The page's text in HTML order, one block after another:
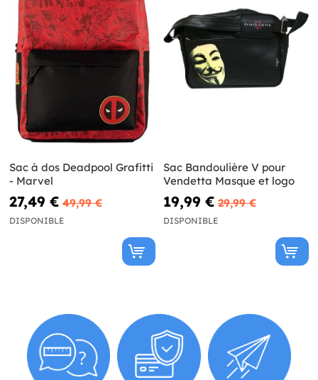
Sac à dos Deadpool Grafitti
- Marvel
27,49 € 49,99 €
DISPONIBLE
Sac Bandoulière V pour
Vendetta Masque et logo
19,99 € 29,99 €
DISPONIBLE